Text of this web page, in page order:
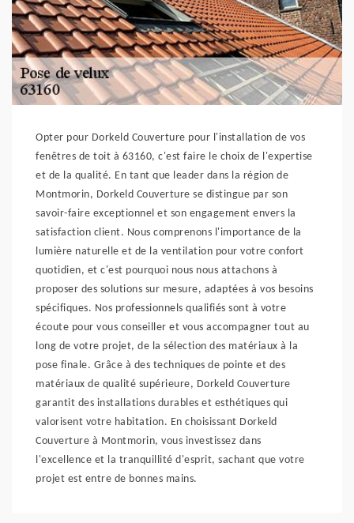
Opter pour Dorkeld Couverture pour l'installation de vos
fenêtres de toit à 63160, c'est faire le choix de l'expertise
et de la qualité. En tant que leader dans la région de
Montmorin, Dorkeld Couverture se distingue par son
savoir-faire exceptionnel et son engagement envers la
satisfaction client. Nous comprenons l'importance de la
lumière naturelle et de la ventilation pour votre confort
quotidien, et c'est pourquoi nous nous attachons à
proposer des solutions sur mesure, adaptées à vos besoins
spécifiques. Nos professionnels qualifiés sont à votre
écoute pour vous conseiller et vous accompagner tout au
long de votre projet, de la sélection des matériaux à la
pose finale. Grâce à des techniques de pointe et des
matériaux de qualité supérieure, Dorkeld Couverture
garantit des installations durables et esthétiques qui
valorisent votre habitation. En choisissant Dorkeld
Couverture à Montmorin, vous investissez dans
l'excellence et la tranquillité d'esprit, sachant que votre
projet est entre de bonnes mains.